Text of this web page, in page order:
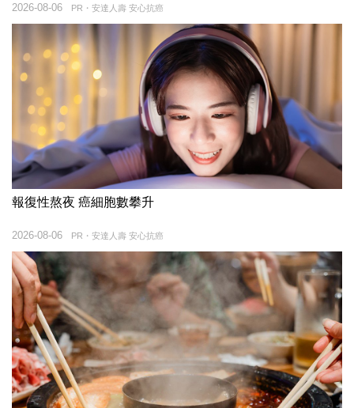
PR・安達人壽 安心抗癌
2026-08-06
報復性熬夜 癌細胞數攀升
PR・安達人壽 安心抗癌
2026-08-06